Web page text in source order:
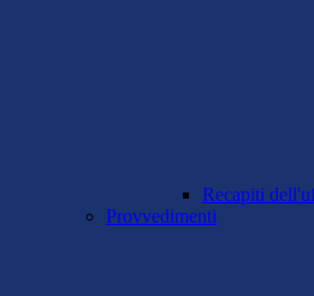
Recapiti
Provvedimenti